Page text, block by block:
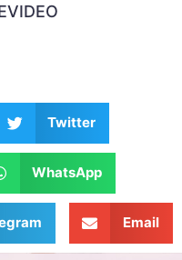
Twitter
WhatsApp
Email